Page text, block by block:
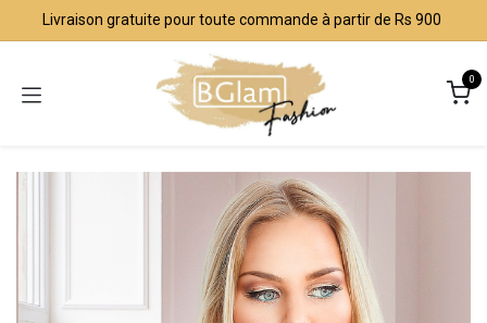
Se rendre au contenu
Livraison gratuite pour toute commande à partir de Rs 900
0